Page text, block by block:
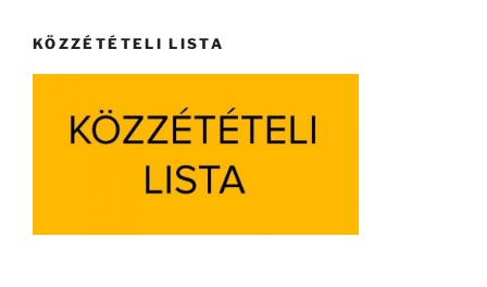
KÖZZÉTÉTELI LISTA